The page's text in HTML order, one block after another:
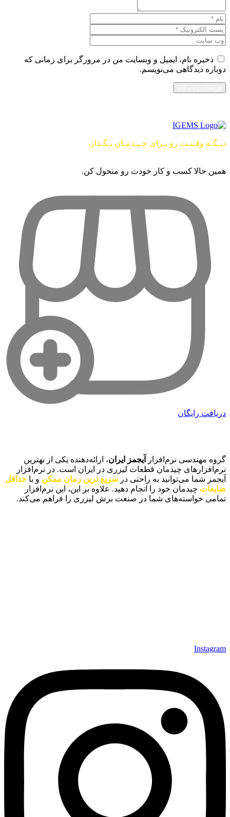
ذخیره نام، ایمیل و وبسایت من در مرورگر برای زمانی که
دوباره دیدگاهی می‌نویسم.
دیـگـه وقـتـت رو بـرای چـیـدمـان نـگـذار،
همین حالا کسب و کار خودت رو متحول کن.
دریافت رایگان
گروه مهندسی نرم‌افزار آیجمز ایران، ارائه‌دهنده یکی از بهترین
نرم‌افزارهای چیدمان قطعات لیزری در ایران است. در نرم‌افزار
آیجمز شما می‌توانید به راحتی در سریع ترین زمان ممکن و با حداقل
ضایعات چیدمان خود را انجام دهید. علاوه بر این، این نرم‌افزار
تمامی خواسته‌های شما در صنعت برش لیزری را فراهم می‌کند.
Instagram